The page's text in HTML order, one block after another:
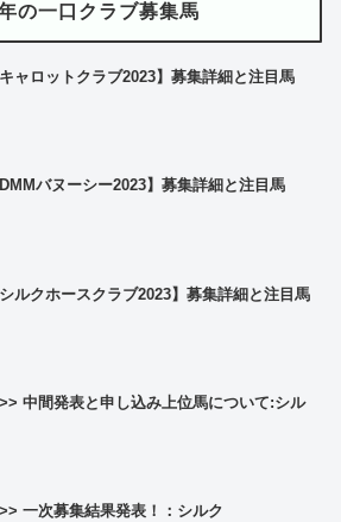
の一口クラブ募集馬
キャロットクラブ2023】募集詳細と注目馬
DMMバヌーシー2023】募集詳細と注目馬
シルクホースクラブ2023】募集詳細と注目馬
中間発表と申し込み上位馬について:シル
一次募集結果発表！：シルク